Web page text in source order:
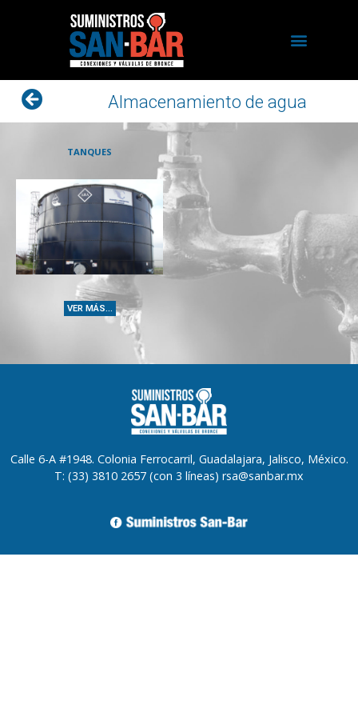
Almacenamiento de agua
TANQUES
VER MÁS...
Calle 6-A #1948. Colonia Ferrocarril, Guadalajara, Jalisco, México.
T: (33) 3810 2657 (con 3 líneas) rsa@sanbar.mx